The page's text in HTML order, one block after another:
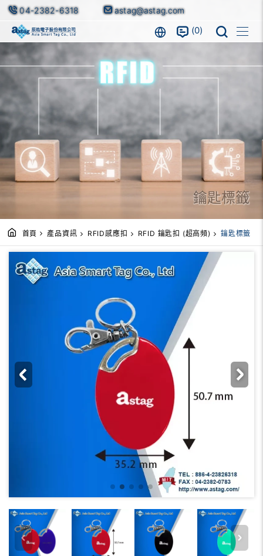
04-2382-6318 astag@astag.com
0
鑰匙標籤
首頁 產品資訊 RFID感應扣 RFID 鑰匙扣 (超高頻) 鑰匙標籤